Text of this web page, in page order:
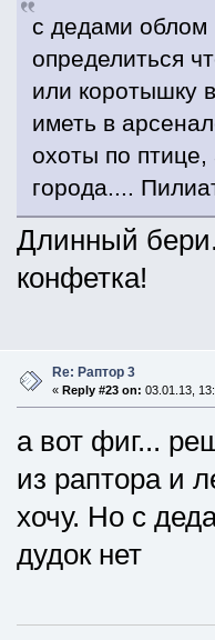
с дедами облом
определиться
или коротышку
иметь в
охоты по птице,
города....
Длинный
конфетка!
Re: Раптор 3
« Reply #23 on: 03.01.13,
а вот фиг...
из раптора и
хочу. Но с
дудок нет